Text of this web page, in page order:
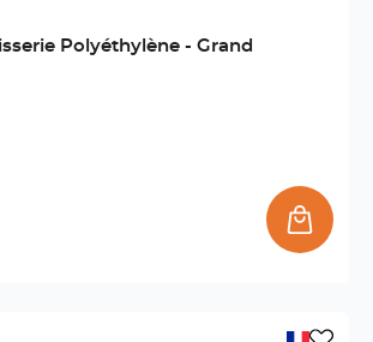
Polyéthylène - Grand